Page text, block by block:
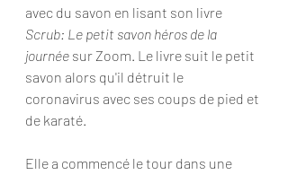
avec du savon en lisant son livre
Scrub: Le petit savon héros de la
journée sur Zoom. Le livre suit le petit
savon alors qu'il détruit le
coronavirus avec ses coups de pied et
de karaté.
Elle a commencé le tour dans une